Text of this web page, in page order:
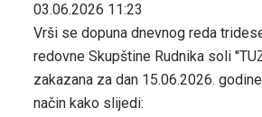
03.06.2026 11:23
Vrši se dopuna dnevnog reda
redovne Skupštine Rudnika soli
zakazana za dan 15.06.2026.
način kako slijedi: